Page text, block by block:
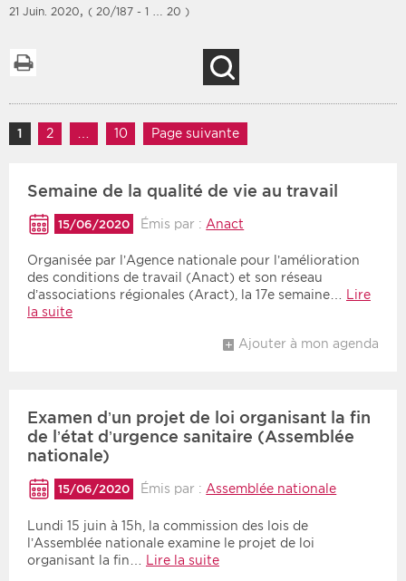
prochains jours
Communiqués des 10
derniers jours
Rendez-vous
Les deux
Secteur
Protection sociale
Zone géographique
Choisir une zone
Période
Choisir une date de débutChoisir une date de fin
Tri
Inversé
21 Juin. 2020, ( 20/187 - 1 … 20 )
Navigation des articles
Page
1 Page
2 Page
10 Page suivante
Semaine de la qualité de vie au travail
15/06/2020 Émis par : Anact
Organisée par l’Agence nationale pour l’amélioration
des conditions de travail (Anact) et son réseau
d’associations régionales (Aract), la 17e semaine… Lire
la suite
Ajouter à mon agenda
Examen d’un projet de loi organisant la fin
de l’état d’urgence sanitaire (Assemblée
nationale)
15/06/2020 Émis par : Assemblée nationale
Lundi 15 juin à 15h, la commission des lois de
l’Assemblée nationale examine le projet de loi
organisant la fin… Lire la suite